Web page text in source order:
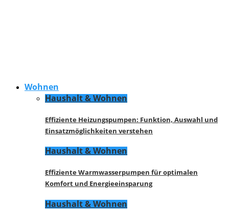
Wohnen
Haushalt & Wohnen
Effiziente Heizungspumpen: Funktion, Auswahl und
Einsatzmöglichkeiten verstehen
Haushalt & Wohnen
Effiziente Warmwasserpumpen für optimalen
Komfort und Energieeinsparung
Haushalt & Wohnen